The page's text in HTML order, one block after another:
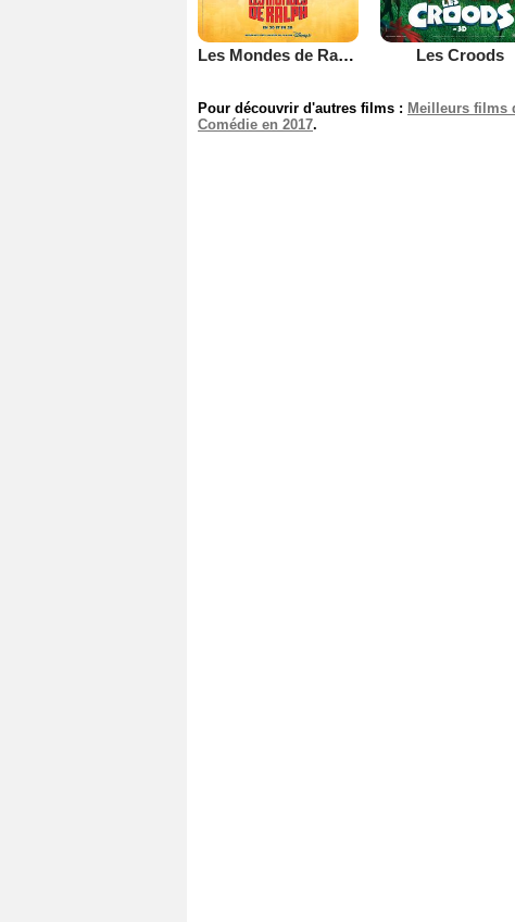
Les Mondes de Ralph Les Croods
Pour découvrir d'autres films : Meilleurs films
Comédie en 2017.